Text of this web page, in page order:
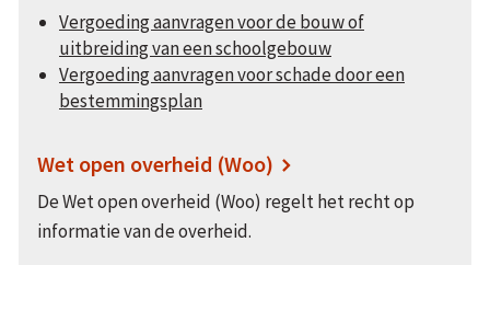
Vergoeding aanvragen voor de bouw of
uitbreiding van een schoolgebouw
Vergoeding aanvragen voor schade door een
bestemmingsplan
Wet open overheid (Woo)
De Wet open overheid (Woo) regelt het recht op
informatie van de overheid.